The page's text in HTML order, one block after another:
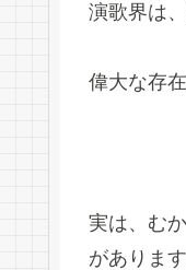
演歌界は
偉大な存在
実は、む
があります